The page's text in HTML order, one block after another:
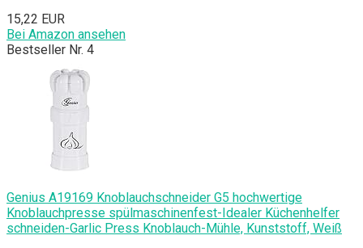
15,22 EUR
Bei Amazon ansehen
Bestseller Nr. 4
Genius A19169 Knoblauchschneider G5 hochwertige
Knoblauchpresse spülmaschinenfest-Idealer Küchenhelfer
schneiden-Garlic Press Knoblauch-Mühle, Kunststoff, Weiß